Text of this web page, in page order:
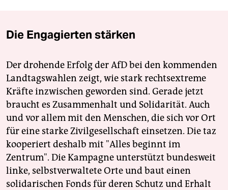
Die Engagierten stärken
Der drohende Erfolg der AfD bei den kommenden
Landtagswahlen zeigt, wie stark rechtsextreme
Kräfte inzwischen geworden sind. Gerade jetzt
braucht es Zusammenhalt und Solidarität. Auch
und vor allem mit den Menschen, die sich vor Ort
für eine starke Zivilgesellschaft einsetzen. Die taz
kooperiert deshalb mit "Alles beginnt im
Zentrum". Die Kampagne unterstützt bundesweit
linke, selbstverwaltete Orte und baut einen
solidarischen Fonds für deren Schutz und Erhalt